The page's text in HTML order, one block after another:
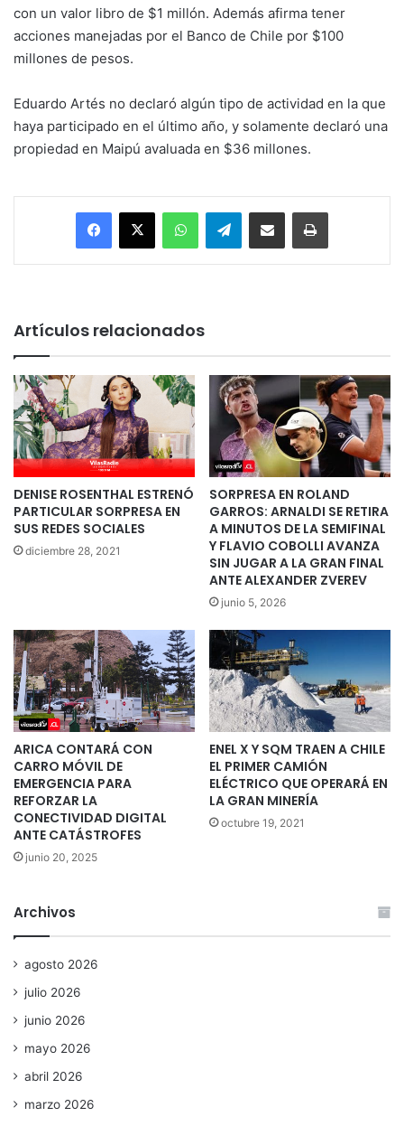
con un valor libro de $1 millón. Además afirma tener
acciones manejadas por el Banco de Chile por $100
millones de pesos.
Eduardo Artés no declaró algún tipo de actividad en la que
haya participado en el último año, y solamente declaró una
propiedad en Maipú avaluada en $36 millones.
Facebook
X WhatsAppTelegramEnviar vía email Imprimir
Artículos relacionados
DENISE ROSENTHAL ESTRENÓ
PARTICULAR SORPRESA EN
SUS REDES SOCIALES
diciembre 28, 2021
SORPRESA EN ROLAND
GARROS: ARNALDI SE RETIRA
A MINUTOS DE LA SEMIFINAL
Y FLAVIO COBOLLI AVANZA
SIN JUGAR A LA GRAN FINAL
ANTE ALEXANDER ZVEREV
junio 5, 2026
ARICA CONTARÁ CON
CARRO MÓVIL DE
EMERGENCIA PARA
REFORZAR LA
CONECTIVIDAD DIGITAL
ANTE CATÁSTROFES
junio 20, 2025
ENEL X Y SQM TRAEN A CHILE
EL PRIMER CAMIÓN
ELÉCTRICO QUE OPERARÁ EN
LA GRAN MINERÍA
octubre 19, 2021
Archivos
agosto 2026
julio 2026
junio 2026
mayo 2026
abril 2026
marzo 2026